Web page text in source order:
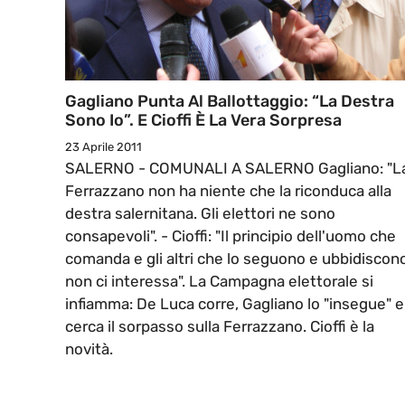
Gagliano Punta Al Ballottaggio: “la Destra
Sono Io”. E Cioffi È La Vera Sorpresa
23 Aprile 2011
SALERNO - COMUNALI A SALERNO Gagliano:
Ferrazzano non ha niente che la riconduca alla
destra salernitana. Gli elettori ne sono
consapevoli". - Cioffi: "Il principio dell'uomo che
comanda e gli altri che lo seguono e
non ci interessa". La Campagna elettorale si
infiamma: De Luca corre, Gagliano lo "insegue" e
cerca il sorpasso sulla Ferrazzano. Cioffi è la
novità.